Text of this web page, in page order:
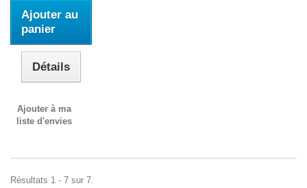
Ajouter au
panier
Détails
Ajouter à ma
liste d'envies
Résultats 1 - 7 sur 7.